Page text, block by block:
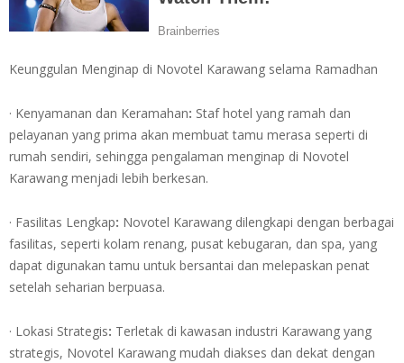
Keunggulan Menginap di Novotel Karawang selama Ramadhan
· Kenyamanan dan Keramahan: Staf hotel yang ramah dan
pelayanan yang prima akan membuat tamu merasa seperti di
rumah sendiri, sehingga pengalaman menginap di Novotel
Karawang menjadi lebih berkesan.
· Fasilitas Lengkap: Novotel Karawang dilengkapi dengan berbagai
fasilitas, seperti kolam renang, pusat kebugaran, dan spa, yang
dapat digunakan tamu untuk bersantai dan melepaskan penat
setelah seharian berpuasa.
· Lokasi Strategis: Terletak di kawasan industri Karawang yang
strategis, Novotel Karawang mudah diakses dan dekat dengan